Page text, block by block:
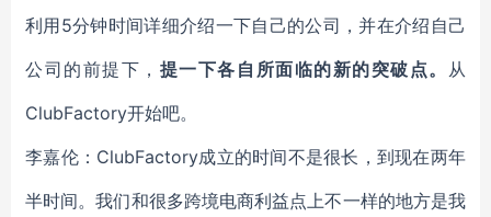
利用5分钟时间详细介绍一下自己的公司，并在介绍自己
公司的前提下， 提一下各自所面临的新的突破点。 从
ClubFactory开始吧。
李嘉伦：ClubFactory成立的时间不是很长，到现在两年
半时间。我们和很多跨境电商利益点上不一样的地方是我